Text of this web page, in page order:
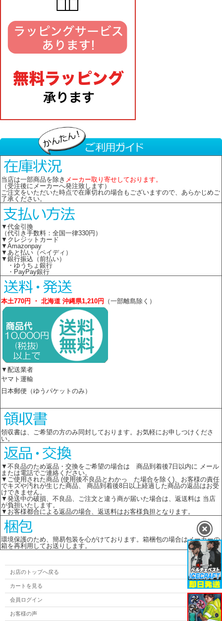
当店は一部商品を除き メーカー取り寄せしております。
（受注後にメーカーへ発注致します）
ご注文をいただいた時点で在庫切れの場合もございますので、あらかじめご
了承ください。
▼代金引換
（代引き手数料：全国一律330円）
▼クレジットカード
▼Amazonpay
▼あと払い（ペイディ）
▼銀行振込（前払い）
・ゆうちょ銀行
・PayPay銀行
本土770円 ・ 北海道 沖縄県1,210円 （一部離島除く）
▼配送業者
ヤマト運輸
日本郵便（ゆうパケットのみ）
領収書は、ご希望の方のみ同封しております。お気軽にお申しつけくださ
い。
▼不良品のため返品・交換をご希望の場合は 商品到着後7日以内に メール
または電話でご連絡ください。
▼ご使用された商品 (使用後不良品とわかっ た場合を除く)、お客様の責任
でキズや汚れが生じた商品、 商品到着後8日以上経過した商品の返品はお受
けできません。
▼発送中の破損、不良品、ご注文と違う商が届いた場合は、返送料は 当店
が負担いたします。
▼お客様都合による返品の場合、返送料はお客様負担となります。
環境保護のため、簡易包装を心がけております。箱梱包の場合はメーカーの
箱を再利用してお送りします。
お店のトップへ戻る
カートを見る
会員ログイン
お客様の声